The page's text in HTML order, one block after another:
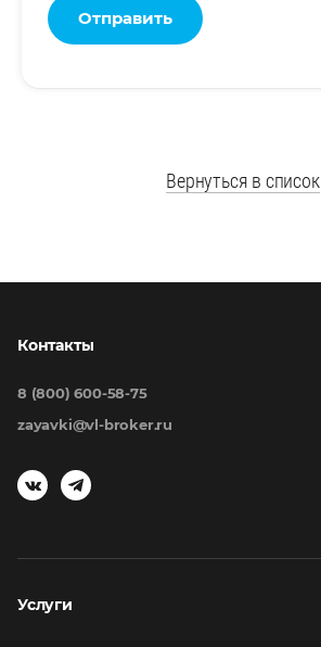
Отправить
Вернуться в список
Услуги
Контакты
8 (800) 600-58-75
zayavki@vl-broker.ru